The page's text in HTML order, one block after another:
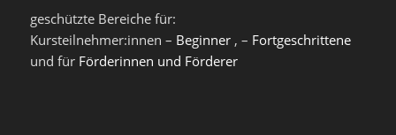
geschützte Bereiche für:
Kursteilnehmer:innen – Beginner, – Fortgeschrittene
und für Förderinnen und Förderer